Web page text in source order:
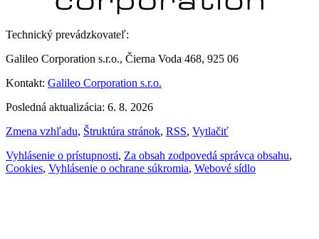
Technický prevádzkovateľ:
Galileo Corporation s.r.o., Čierna Voda 468, 925 06
Kontakt: Galileo Corporation s.r.o.
Posledná aktualizácia: 6. 8. 2026
Zmena vzhľadu, Štruktúra stránok, RSS, Vytlačiť
Vyhlásenie o prístupnosti, Za obsah zodpovedá správca obsahu,
Cookies, Vyhlásenie o ochrane súkromia, Webové sídlo